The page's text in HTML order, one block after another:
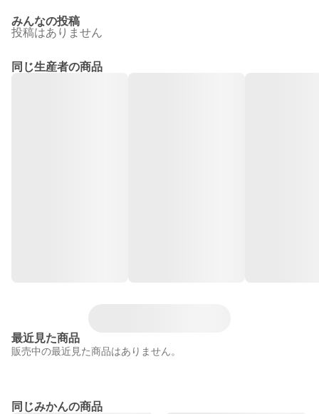
みんなの投稿
投稿はありません
同じ生産者の商品
最近見た商品
販売中の最近見た商品はありません。
同じみかんの商品